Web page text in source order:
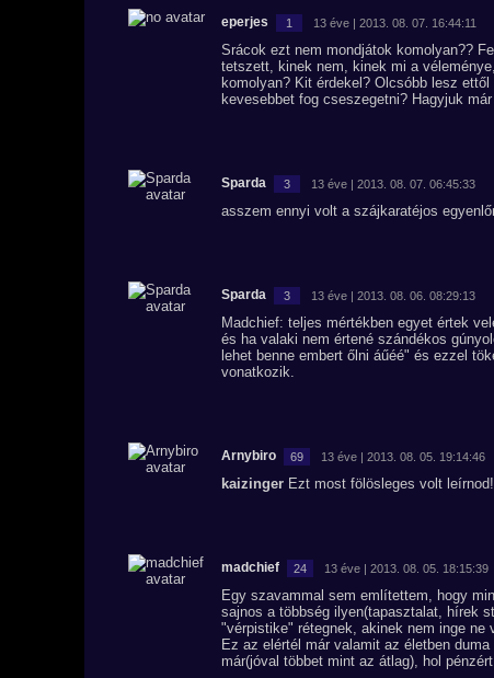
eperjes 1 13 éve | 2013. 08. 07. 16:44:11
Srácok ezt nem mondjátok komolyan??
tetszett, kinek nem, kinek mi a
komolyan? Kit érdekel? Olcsóbb lesz
kevesebbet fog cseszegetni? Hagyjuk
Sparda 3 13 éve | 2013. 08. 07. 06:45:33
asszem ennyi volt a szájkaratéjos
Sparda 3 13 éve | 2013. 08. 06. 08:29:13
Madchief: teljes mértékben egyet értek
és ha valaki nem értené szándékos
lehet benne embert őlni áűéé" és ezzel
vonatkozik.
Arnybiro 69 13 éve | 2013. 08. 05. 19:14:46
kaizinger Ezt most fölösleges volt leírnod!
madchief 24 13 éve | 2013. 08. 05. 18:15:39
Egy szavammal sem említettem, hogy
sajnos a többség ilyen(tapasztalat, hírek
"vérpistike" rétegnek, akinek nem inge ne
Ez az elértél már valamit az életben
már(jóval többet mint az átlag), hol